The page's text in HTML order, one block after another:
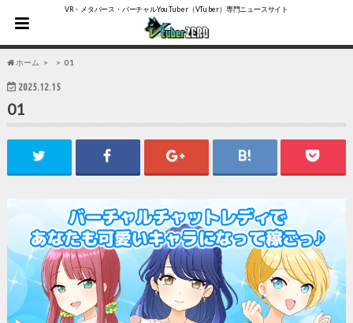
VR・メタバース・バーチャルYouTuber（VTuber）専門ニュースサイト
ホーム 01
2025.12.15
01